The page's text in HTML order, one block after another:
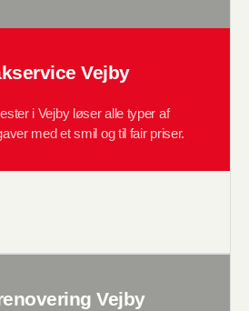
Vejby
i Vejby løser alle typer af
med et smil og til fair priser.
Vejby